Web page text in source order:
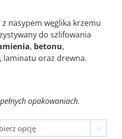
nasypem węglika krzemu
do szlifowania
, betonu,
, laminatu oraz drewna.
opakowaniach.
